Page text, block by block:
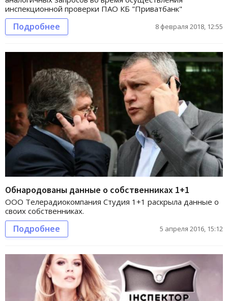
инспекционной проверки ПАО КБ "Приватбанк"
Подробнее 8 февраля 2018, 12:55
Обнародованы данные о собственниках 1+1
ООО Телерадиокомпания Студия 1+1 раскрыла данные о
своих собственниках.
Подробнее 5 апреля 2016, 15:12